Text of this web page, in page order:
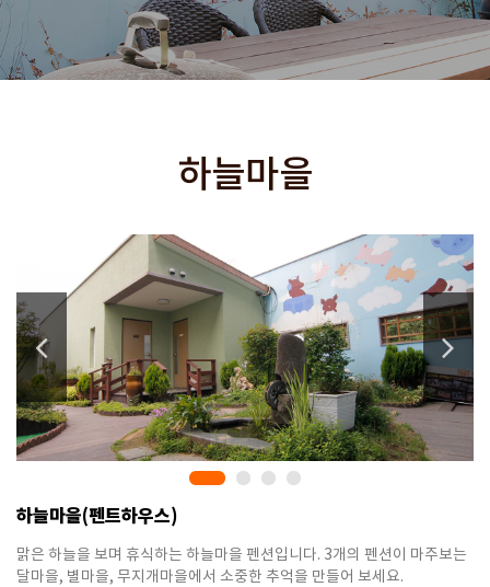
하늘마을
하늘마을(펜트하우스)
맑은 하늘을 보며 휴식하는 하늘마을 펜션입니다. 3개의 펜션이 마주보는
달마을, 별마을, 무지개마을에서 소중한 추억을 만들어 보세요.